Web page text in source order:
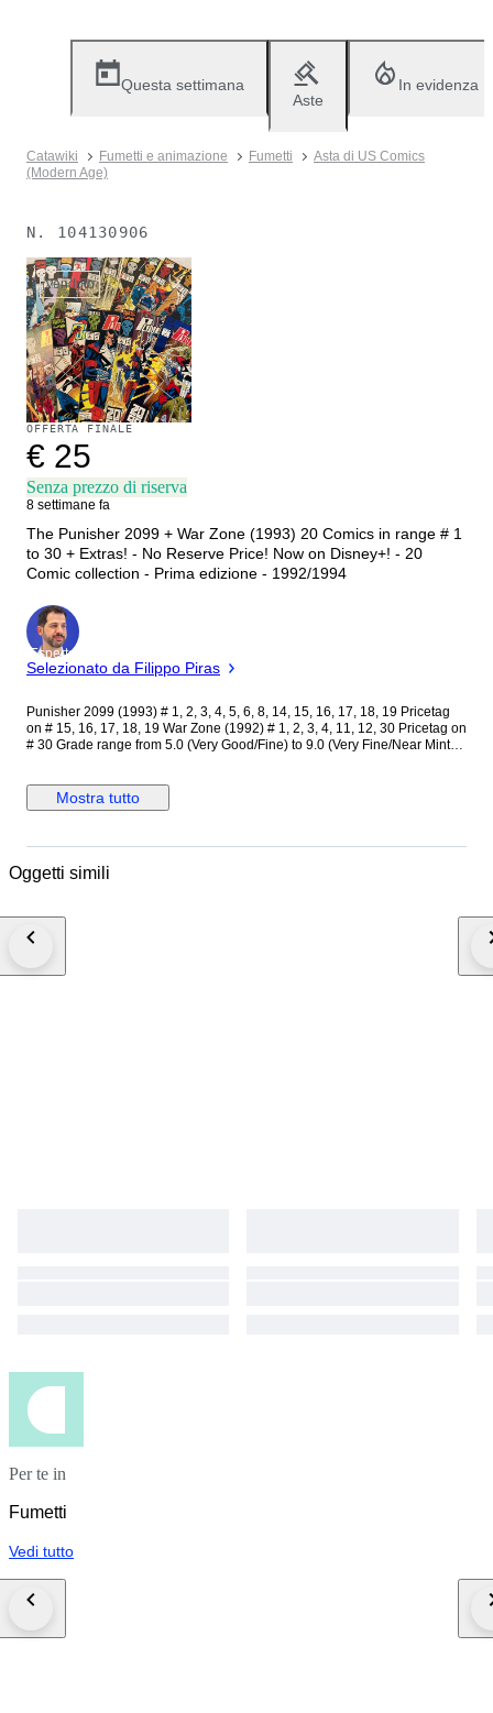
Questa settimana
Aste
In evidenza
Catawiki Fumetti e animazione Fumetti
Asta di US Comics
(Modern Age)
N. 104130906
Venduto
OFFERTA FINALE
€ 25
Senza prezzo di riserva
8 settimane fa
The Punisher 2099 + War Zone (1993) 20 Comics in range # 1
to 30 + Extras! - No Reserve Price! Now on Disney+! - 20
Comic collection - Prima edizione - 1992/1994
Esperto
Selezionato da Filippo Piras
Punisher 2099 (1993) # 1, 2, 3, 4, 5, 6, 8, 14, 15, 16, 17, 18, 19 Pricetag
on # 15, 16, 17, 18, 19 War Zone (1992) # 1, 2, 3, 4, 11, 12, 30 Pricetag on
# 30 Grade range from 5.0 (Very Good/Fine) to 9.0 (Very Fine/Near Mint)
postage and shipping-fees: Shipping and postage fees will only be
charged once. Additional winnings will ship for free after the first won lot.
Mostra tutto
Oggetti simili
Per te in
Fumetti
Vedi tutto